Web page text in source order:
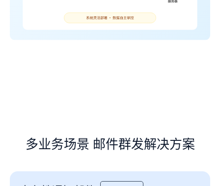
多业务场景 邮件群发解决方案